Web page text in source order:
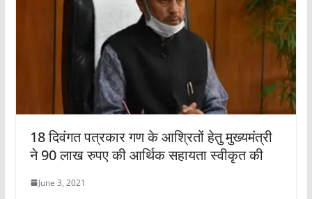
18 दिवंगत पत्रकार गण के आश्रितों हेतु मुख्यमंत्री
ने 90 लाख रुपए की आर्थिक सहायता स्वीकृत की
June 3, 2021